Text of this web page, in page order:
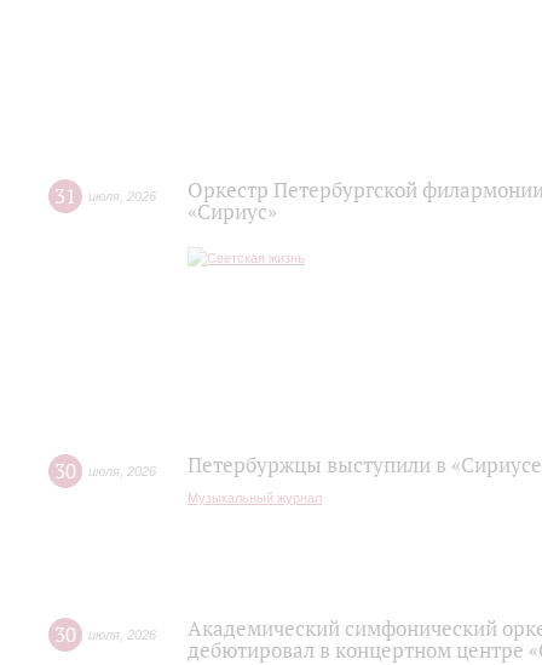
31 июля 2026
Оркестр Петербургской
«Сириус»
30 июля 2026 Петербуржцы выступили в
Музыкальный журнал
30 июля 2026
Академический симфонический
дебютировал в концертном центре